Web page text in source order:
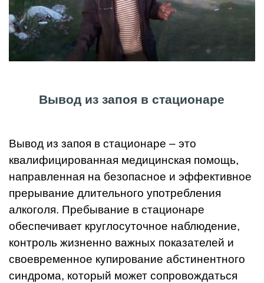
Вывод из запоя в стационаре
Вывод из запоя в стационаре – это
квалифицированная медицинская помощь,
направленная на безопасное и эффективное
прерывание длительного употребления
алкоголя. Пребывание в стационаре
обеспечивает круглосуточное наблюдение,
контроль жизненно важных показателей и
своевременное купирование абстинентного
синдрома, который может сопровождаться